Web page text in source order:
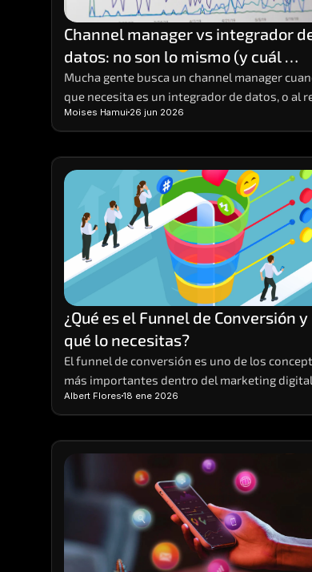
Channel manager vs integrador
datos: no son lo mismo (y cuál
necesitas)
Mucha gente busca un channel manager
que necesita es un integrador de datos, o al
Hacen cosas distintas; aquí está la diferencia y
cómo elegir.
Moises Hamui 26 jun 2026
¿Qué es el Funnel de Conversión
qué lo necesitas?
El funnel de conversión es uno de los
más importantes dentro del marketing digital
moderno, aunque también uno de los menos
comprendidos. Muchas empresas generan
Albert Flores 18 ene 2026